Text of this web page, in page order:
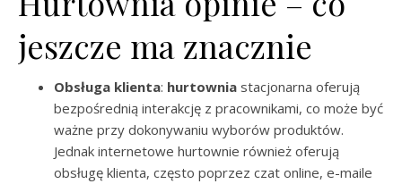
jeszcze ma znacznie
Obsługa klienta: hurtownia stacjonarna oferują
bezpośrednią interakcję z pracownikami, co może być
ważne przy dokonywaniu wyborów produktów.
Jednak internetowe hurtownie również oferują
obsługę klienta, często poprzez czat online, e-maile